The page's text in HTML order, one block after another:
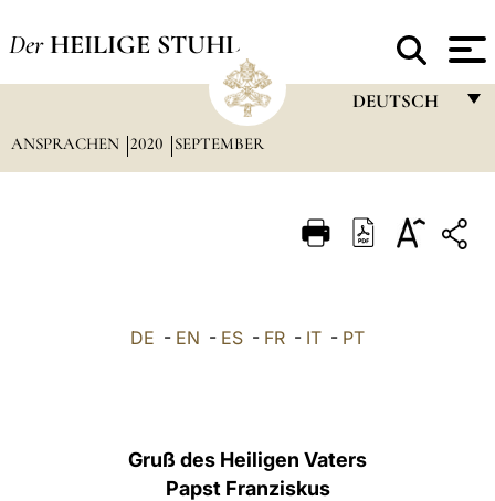
Der HEILIGE STUHL
DEUTSCH
ITALIANO
ANSPRACHEN 2020 SEPTEMBER
DE - EN - ES - FR - IT - PT
Gruß des Heiligen Vaters
Papst Franziskus